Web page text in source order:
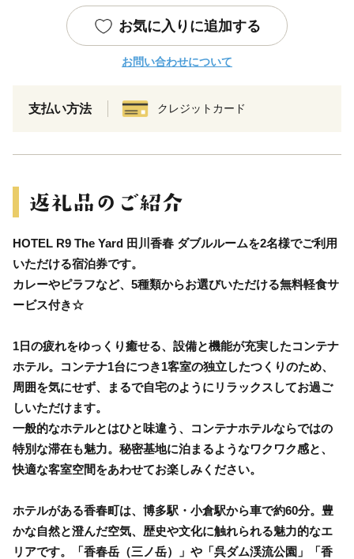
お気に入りに追加する
お問い合わせについて
支払い方法 クレジットカード
HOTEL R9 The Yard 田川香春 ダブルルームを2名様でご利用
いただける宿泊券です。
カレーやピラフなど、5種類からお選びいただける無料軽食サ
ービス付き☆
1日の疲れをゆっくり癒せる、設備と機能が充実したコンテナ
ホテル。コンテナ1台につき1客室の独立したつくりのため、
周囲を気にせず、まるで自宅のようにリラックスしてお過ご
しいただけます。
一般的なホテルとはひと味違う、コンテナホテルならではの
特別な滞在も魅力。秘密基地に泊まるようなワクワク感と、
快適な客室空間をあわせてお楽しみください。
ホテルがある香春町は、博多駅・小倉駅から車で約60分。豊
かな自然と澄んだ空気、歴史や文化に触れられる魅力的なエ
リアです。「香春岳（三ノ岳）」や「呉ダム渓流公園」「香